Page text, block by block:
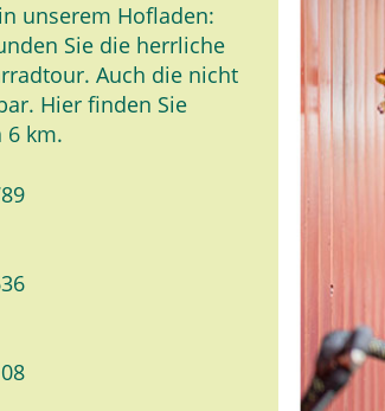
unserem Hofladen:
Sie die herrliche
Auch die nicht
Hier finden Sie
6 km.